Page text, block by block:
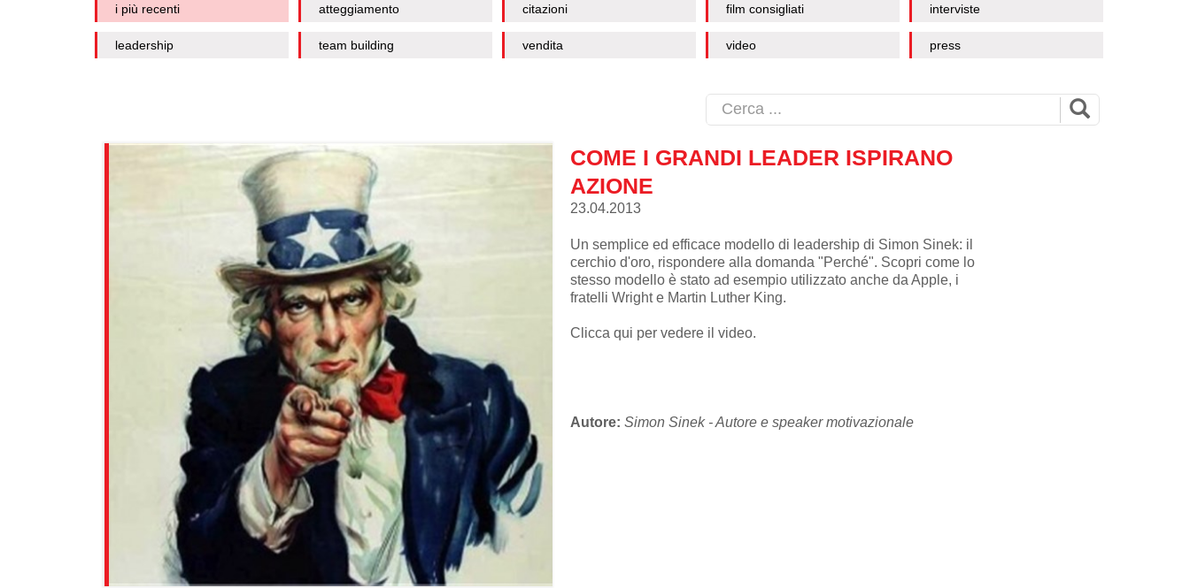
i più recenti atteggiamento citazioni film consigliati interviste
leadership team building vendita video press
COME I GRANDI LEADER ISPIRANO
AZIONE
23.04.2013
Un semplice ed efficace modello di leadership di Simon Sinek: il
cerchio d'oro, rispondere alla domanda "Perché". Scopri come lo
stesso modello è stato ad esempio utilizzato anche da Apple, i
fratelli Wright e Martin Luther King.
Clicca qui per vedere il video.
Autore: Simon Sinek - Autore e speaker motivazionale